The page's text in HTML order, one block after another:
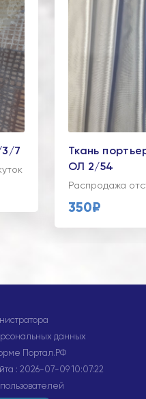
3/7
Ткань
ОЛ 2/54
Распродажа
350₽
данных
Портал.РФ
: 2026-07-09 10:07:22